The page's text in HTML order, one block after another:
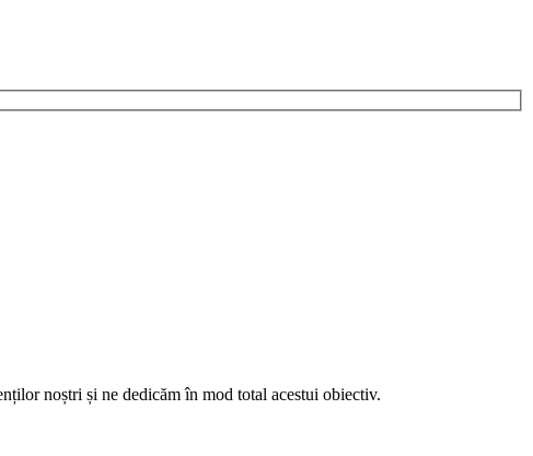
noștri și ne dedicăm în mod total acestui obiectiv.